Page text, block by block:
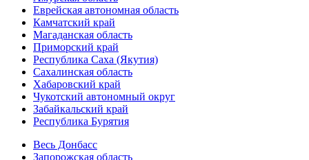
Еврейская автономная область
Камчатский край
Магаданская область
Приморский край
Республика Саха (Якутия)
Сахалинская область
Хабаровский край
Чукотский автономный округ
Забайкальский край
Республика Бурятия
Весь Донбасс
Запорожская область